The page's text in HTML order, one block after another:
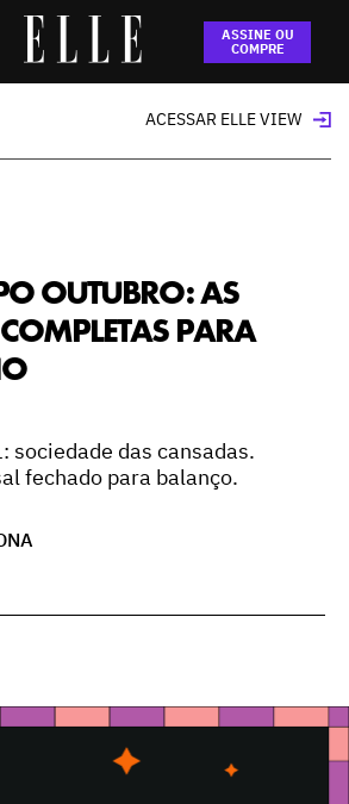
ASSINE OU
COMPRE
Horóscopo outubro: as previsões
ACESSAR ELLE VIEW
OUTUBRO: AS
PARA
sociedade das cansadas.
fechado para balanço.